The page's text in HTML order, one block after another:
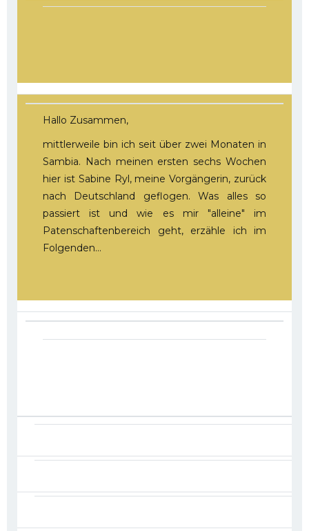
Hallo Zusammen,
mittlerweile bin ich seit über zwei Monaten in
Sambia. Nach meinen ersten sechs Wochen
hier ist Sabine Ryl, meine Vorgängerin, zurück
nach Deutschland geflogen. Was alles so
passiert ist und wie es mir "alleine" im
Patenschaftenbereich geht, erzähle ich im
Folgenden…